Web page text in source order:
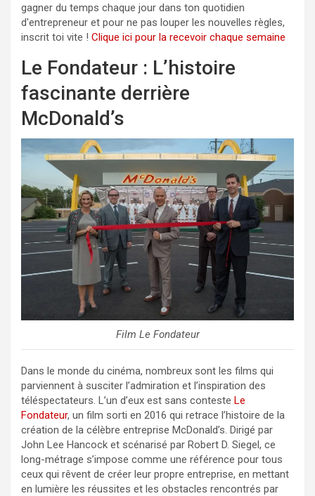
gagner du temps chaque jour dans ton quotidien
d'entrepreneur et pour ne pas louper les nouvelles règles,
inscrit toi vite ! Clique ici pour la recevoir chaque semaine
Le Fondateur : L’histoire
fascinante derrière
McDonald’s
Film Le Fondateur
Dans le monde du cinéma, nombreux sont les films qui
parviennent à susciter l’admiration et l’inspiration des
téléspectateurs. L’un d’eux est sans conteste Le
Fondateur, un film sorti en 2016 qui retrace l’histoire de la
création de la célèbre entreprise McDonald’s. Dirigé par
John Lee Hancock et scénarisé par Robert D. Siegel, ce
long-métrage s’impose comme une référence pour tous
ceux qui rêvent de créer leur propre entreprise, en mettant
en lumière les réussites et les obstacles rencontrés par